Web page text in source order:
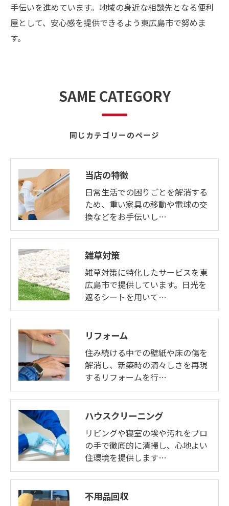
手伝いを進めています。地域の身近な相談先となる便利
屋として、安心感を提供できるよう東広島市で努めま
す。
同じカテゴリーのページ
SAME CATEGORY
当店の特徴
日常生活での困りごとを解消する
ため、重い家具の移動や電球の交
換などをお手伝いし…
雑草対策
雑草対策に特化したサービスを東
広島市で提供しています。日光を
遮るシートを用いて…
リフォーム
住み続ける中での壁紙や床の傷を
解消し、新築時の清々しさを再現
するリフォームを行…
ハウスクリーニング
リビングや寝室の埃や汚れをプロ
の手で徹底的に清掃し、心地よい
住環境を提供します…
不用品回収